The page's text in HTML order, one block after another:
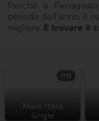
Perché a
periodo dell’anno, il
migliore. È trovare il
Mare Italia
Single
(17)